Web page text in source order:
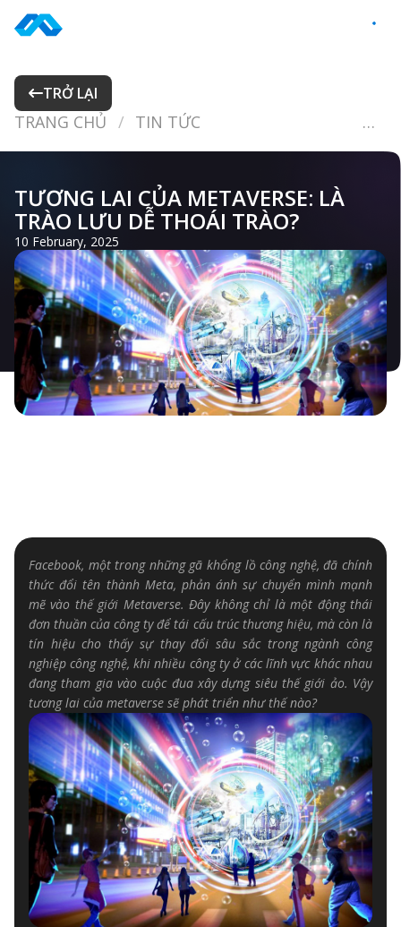
Skip
TRỞ LẠI
TRANG CHỦ TIN TỨC
TƯƠNG LAI CỦA METAVERSE: LÀ
TRÀO LƯU DỄ THOÁI TRÀO?
10 February, 2025
Facebook, một trong những gã khổng lồ công nghệ, đã chính
thức đổi tên thành Meta, phản ánh sự chuyển mình mạnh
mẽ vào thế giới Metaverse. Đây không chỉ là một động thái
đơn thuần của công ty để tái cấu trúc thương hiệu, mà còn là
tín hiệu cho thấy sự thay đổi sâu sắc trong ngành công
nghiệp công nghệ, khi nhiều công ty ở các lĩnh vực khác nhau
đang tham gia vào cuộc đua xây dựng siêu thế giới ảo. Vậy
tương lai của metaverse sẽ phát triển như thế nào?